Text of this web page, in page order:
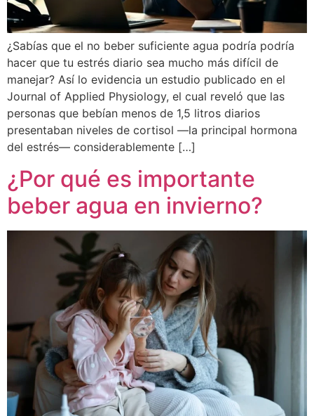
¿Sabías que el no beber suficiente agua podría podría
hacer que tu estrés diario sea mucho más difícil de
manejar? Así lo evidencia un estudio publicado en el
Journal of Applied Physiology, el cual reveló que las
personas que bebían menos de 1,5 litros diarios
presentaban niveles de cortisol —la principal hormona
del estrés— considerablemente […]
¿Por qué es importante
beber agua en invierno?